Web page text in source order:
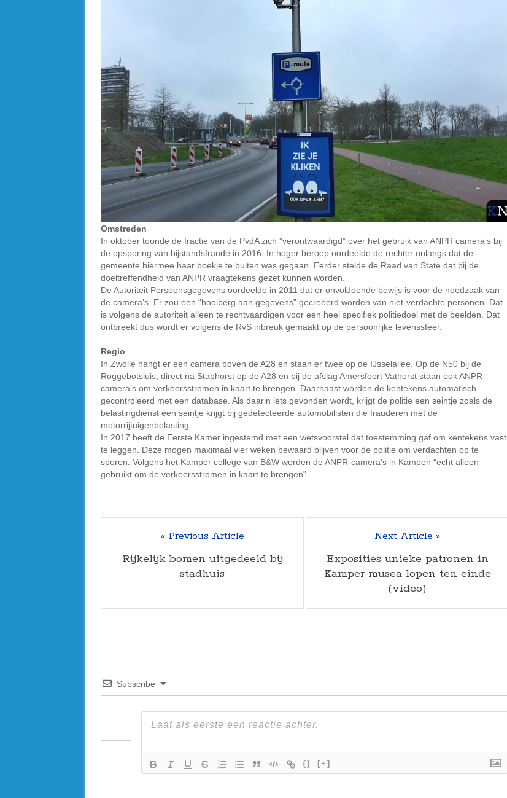
Omstreden
In oktober toonde de fractie van de PvdA zich ”verontwaardigd” over het gebruik van ANPR camera’s bij
de opsporing van bijstandsfraude in 2016. In hoger beroep oordeelde de rechter onlangs dat de
gemeente hiermee haar boekje te buiten was gegaan. Eerder stelde de Raad van State dat bij de
doeltreffendheid van ANPR vraagtekens gezet kunnen worden.
De Autoriteit Persoonsgegevens oordeelde in 2011 dat er onvoldoende bewijs is voor de noodzaak van
de camera’s. Er zou een “hooiberg aan gegevens” gecreëerd worden van niet-verdachte personen. Dat
is volgens de autoriteit alleen te rechtvaardigen voor een heel specifiek politiedoel met de beelden. Dat
ontbreekt dus wordt er volgens de RvS inbreuk gemaakt op de persoonlijke levenssfeer.
Regio
In Zwolle hangt er een camera boven de A28 en staan er twee op de IJsselallee. Op de N50 bij de
Roggebotsluis, direct na Staphorst op de A28 en bij de afslag Amersfoort Vathorst staan ook ANPR-
camera’s om verkeersstromen in kaart te brengen. Daarnaast worden de kentekens automatisch
gecontroleerd met een database. Als daarin iets gevonden wordt, krijgt de politie een seintje zoals de
belastingdienst een seintje krijgt bij gedetecteerde automobilisten die frauderen met de
motorrijtuigenbelasting.
In 2017 heeft de Eerste Kamer ingestemd met een wetsvoorstel dat toestemming gaf om kentekens vast
te leggen. Deze mogen maximaal vier weken bewaard blijven voor de politie om verdachten op te
sporen. Volgens het Kamper college van B&W worden de ANPR-camera’s in Kampen “echt alleen
gebruikt om de verkeersstromen in kaart te brengen”.
« Previous Article
Rijkelijk bomen uitgedeeld bij
stadhuis
Next Article »
Exposities unieke patronen in
Kamper musea lopen ten einde
(video)
Subscribe
{} [+]